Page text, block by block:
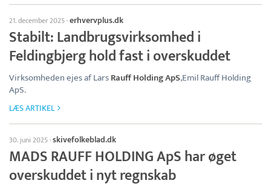
21. december 2025·erhvervplus.dk
Stabilt: Landbrugsvirksomhed i
Feldingbjerg hold fast i overskuddet
Virksomheden ejes af LarsRauff Holding ApS,Emil Rauff Holding
ApS.
LÆS ARTIKEL
30. juni 2025·skivefolkeblad.dk
MADS RAUFF HOLDING ApS har øget
overskuddet i nyt regnskab